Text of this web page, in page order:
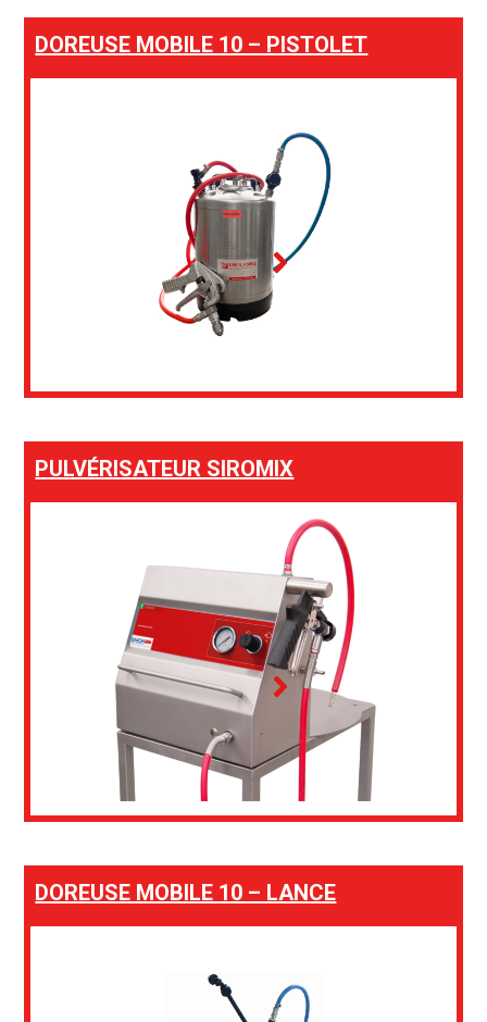
DOREUSE MOBILE 10 – PISTOLET
PULVÉRISATEUR SIROMIX
DOREUSE MOBILE 10 – LANCE